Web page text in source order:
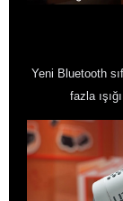
Yeni Bluetooth
fazla